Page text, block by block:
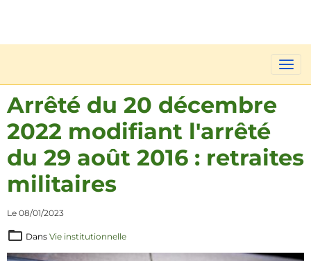
Arrêté du 20 décembre
2022 modifiant l'arrêté
du 29 août 2016 : retraites
militaires
Le 08/01/2023
Dans Vie institutionnelle